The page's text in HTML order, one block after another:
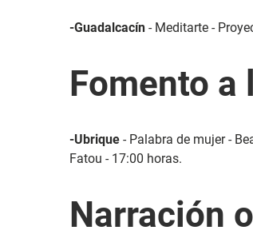
-Guadalcacín - Meditarte -
Fomento a
-Ubrique - Palabra de mujer -
Fatou - 17:00 horas.
Narración